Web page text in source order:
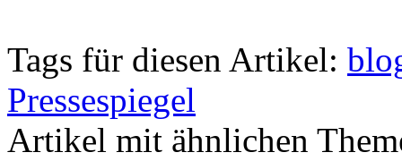
Tags für diesen Artikel:
Pressespiegel
Artikel mit ähnlichen